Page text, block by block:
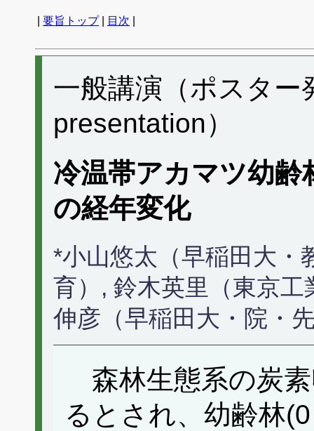
要旨トップ| 目次
一般講演（ポスタ
presentation）
冷温帯アカマツ幼齢
の経年変化
*小山悠太（早稲田大・
育）, 鈴木英里（東京
伸彦（早稲田大・院・
森林生態系の炭
るとされ、幼齢林